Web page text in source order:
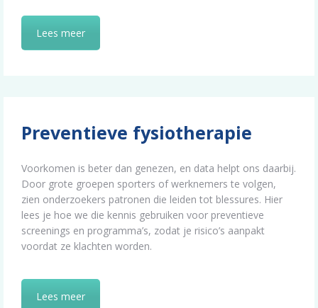
Lees meer
Preventieve fysiotherapie
Voorkomen is beter dan genezen, en data helpt ons daarbij.
Door grote groepen sporters of werknemers te volgen,
zien onderzoekers patronen die leiden tot blessures. Hier
lees je hoe we die kennis gebruiken voor preventieve
screenings en programma’s, zodat je risico’s aanpakt
voordat ze klachten worden.
Lees meer